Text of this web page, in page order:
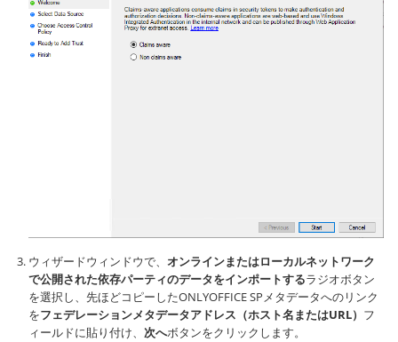
ウィザードウィンドウで、 オンラインまたはローカルネットワーク
で公開された依存パーティのデータをインポートするラジオボタン
を選択し、先ほどコピーしたONLYOFFICE SPメタデータへのリンク
をフェデレーションメタデータアドレス（ホスト名またはURL） フ
ィールドに貼り付け、 次へボタンをクリックします。